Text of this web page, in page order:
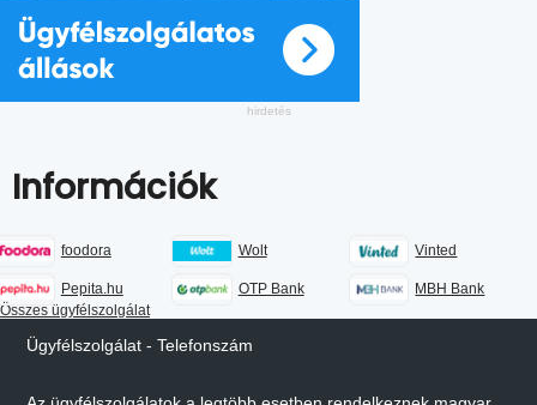
Információk
foodora Wolt Vinted
Pepita.hu OTP Bank
MBH Bank
Összes ügyfélszolgálat
Ügyfélszolgálat - Telefonszám